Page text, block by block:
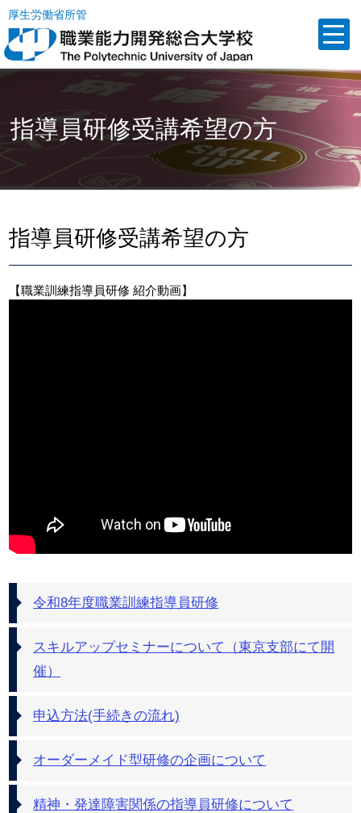
厚生労働省所管
指導員研修受講希望の方
指導員研修受講希望の方
【職業訓練指導員研修 紹介動画】
令和8年度職業訓練指導員研修
スキルアップセミナーについて（東京支部にて開
催）
申込方法(手続きの流れ)
オーダーメイド型研修の企画について
精神・発達障害関係の指導員研修について